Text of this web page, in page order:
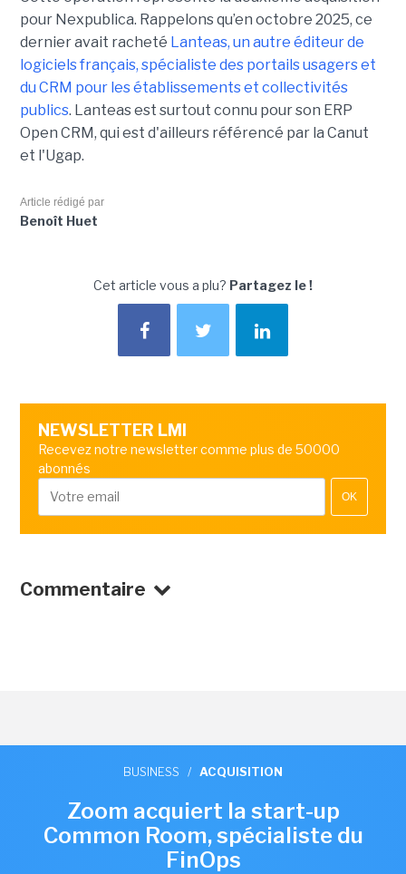
pour Nexpublica. Rappelons qu’en octobre 2025, ce
dernier avait racheté Lanteas, un autre éditeur de
logiciels français, spécialiste des portails usagers et
du CRM pour les établissements et collectivités
publics. Lanteas est surtout connu pour son ERP
Open CRM, qui est d'ailleurs référencé par la Canut
et l'Ugap.
Article rédigé par
Benoît Huet
Cet article vous a plu? Partagez le !
NEWSLETTER LMI
Recevez notre newsletter comme plus de 50000
abonnés
OK
Commentaire
BUSINESS / ACQUISITION
Zoom acquiert la start-up
Common Room, spécialiste du
FinOps